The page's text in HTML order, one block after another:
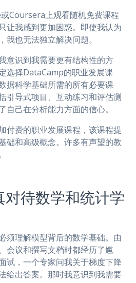
Coursera上观看随机免费课程
让我感到更加困惑。即使我认为
也无法独立解决问题。
意识到我需要更有结构性的方
选择DataCamp的职业发展课
据科学基础所需的所有必要课
引导式项目、互动练习和评估测
自己在分析能力方面的信心。
付费的职业发展课程，该课程提
础和高级概念。许多有声望的教
对待数学和统计学
须理解模型背后的数学基础。由
会议和撰写文档时都经历了尴
试，一个专家问我关于梯度下降
给出答案。那时我意识到我需要